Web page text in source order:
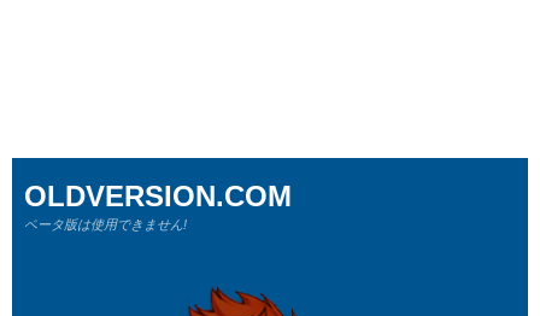
OLDVERSION.COM
ベータ版は使用できません!